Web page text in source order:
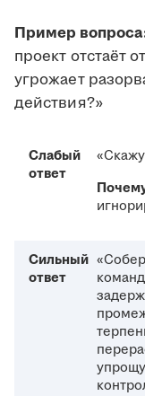
Пример
проект отстаёт
угрожает
действия?»
Слабый
ответ
Сильный
ответ